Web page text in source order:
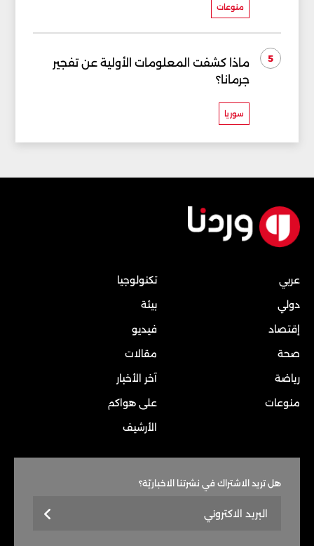
منوعات
5
ماذا كشفت المعلومات الأولية عن تفجير
جرمانا؟
سوريا
عربي
دولي
إقتصاد
صحة
رياضة
منوعات
تكنولوجيا
بيئة
فيديو
مقالات
آخر الأخبار
على هواكم
الأرشيف
هل تريد الاشتراك في نشرتنا الاخباريّة؟